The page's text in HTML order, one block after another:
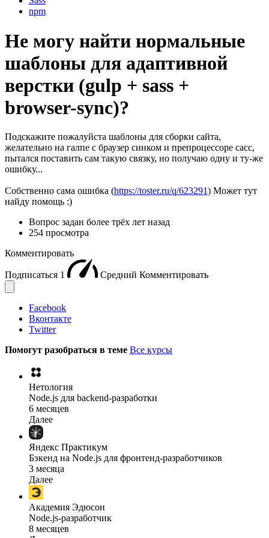
npm
Не могу найти нормальные
шаблоны для адаптивной
верстки (gulp + sass +
browser-sync)?
Подскажите пожалуйста шаблоны для сборки сайта,
желательно на галпе с браузер синком и препроцессоре сасс,
пытался поставить сам такую связку, но получаю одну и ту-же
ошибку...
Собственно сама ошибка (https://toster.ru/q/623291) Может тут
найду помощь :)
Вопрос задан более трёх лет назад
254 просмотра
Комментировать
Подписаться 1 Средний Комментировать
Facebook
Вконтакте
Twitter
Помогут разобраться в теме Все курсы
Нетология
Node.js для backend-разработки
6 месяцев
Далее
Яндекс Практикум
Бэкенд на Node.js для фронтенд-разработчиков
3 месяца
Далее
Академия Эдюсон
Node.js-разработчик
8 месяцев